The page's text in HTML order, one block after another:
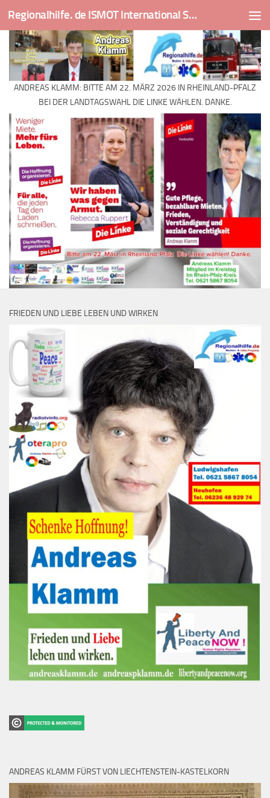
Skip to content Regionalhilfe. de ISMOT International Social And Medical Outreach Team
ANDREAS KLAMM: BITTE AM 22. MÄRZ 2026 IN RHEINLAND-PFALZ
BEI DER LANDTAGSWAHL DIE LINKE WÄHLEN. DANKE.
FRIEDEN UND LIEBE LEBEN UND WIRKEN
ANDREAS KLAMM FÜRST VON LIECHTENSTEIN-KASTELKORN